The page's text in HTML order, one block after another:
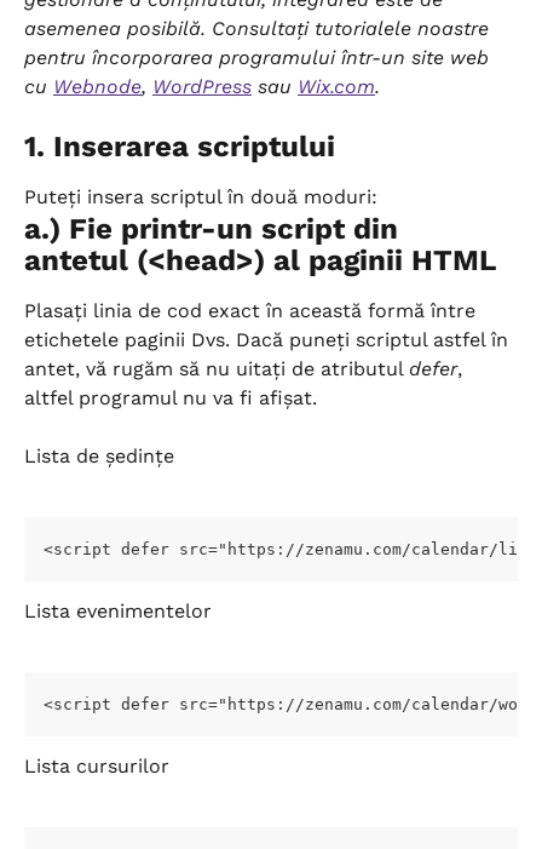
asemenea posibilă. Consultați tutorialele noastre
pentru încorporarea programului într-un site web
cu Webnode, WordPress sau Wix.com.
1. Inserarea scriptului
Puteți insera scriptul în două moduri:
a.) Fie printr-un script din
antetul (<head>) al paginii HTML
Plasați linia de cod exact în această formă între
etichetele paginii Dvs. Dacă puneți scriptul astfel în
antet, vă rugăm să nu uitați de atributul defer,
altfel programul nu va fi afișat.
Lista de ședințe
<script defer src="https://zenamu.com/calendar/
Lista evenimentelor
<script defer src="https://zenamu.com/calendar/
Lista cursurilor